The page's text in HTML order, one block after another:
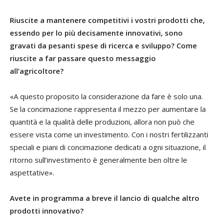
Riuscite a mantenere competitivi i vostri prodotti che,
essendo per lo più decisamente innovativi, sono
gravati da pesanti spese di ricerca e sviluppo? Come
riuscite a far passare questo messaggio
all’agricoltore?
«A questo proposito la considerazione da fare è solo una.
Se la concimazione rappresenta il mezzo per aumentare la
quantità e la qualità delle produzioni, allora non può che
essere vista come un investimento. Con i nostri fertilizzanti
speciali e piani di concimazione dedicati a ogni situazione, il
ritorno sull’investimento è generalmente ben oltre le
aspettative».
Avete in programma a breve il lancio di qualche altro
prodotti innovativo?